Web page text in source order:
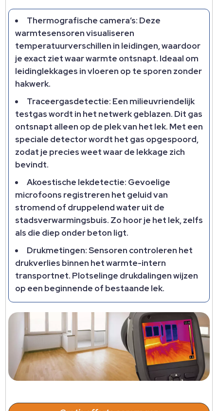
Thermografische camera’s: Deze
warmtesensoren visualiseren
temperatuurverschillen in leidingen, waardoor
je exact ziet waar warmte ontsnapt. Ideaal om
leidinglekkages in vloeren op te sporen zonder
hakwerk.
Traceergasdetectie: Een milieuvriendelijk
testgas wordt in het netwerk geblazen. Dit gas
ontsnapt alleen op de plek van het lek. Met een
speciale detector wordt het gas opgespoord,
zodat je precies weet waar de lekkage zich
bevindt.
Akoestische lekdetectie: Gevoelige
microfoons registreren het geluid van
stromend of druppelend water uit de
stadsverwarmingsbuis. Zo hoor je het lek, zelfs
als die diep onder beton ligt.
Drukmetingen: Sensoren controleren het
drukverlies binnen het warmte-intern
transportnet. Plotselinge drukdalingen wijzen
op een beginnende of bestaande lek.